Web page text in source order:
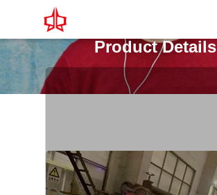
Product Details